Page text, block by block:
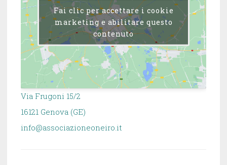
Fai clic per accettare i cookie
marketing e abilitare questo
contenuto
Via Frugoni 15/2
16121 Genova (GE)
info@associazioneoneiro.it